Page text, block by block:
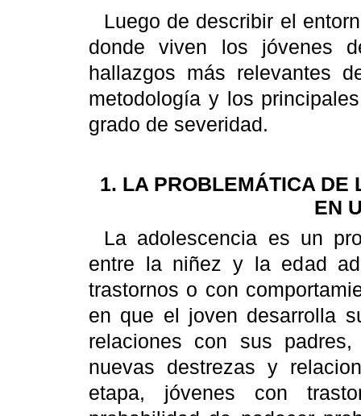
Luego de describir el
donde viven los jóvenes
hallazgos más relevantes
metodología y los
grado de severidad.
1. LA PROBLEMÁTICA DE
EN
La adolescencia es un
entre la niñez y la edad
trastornos o con
en que el joven desarrolla
relaciones con sus
nuevas destrezas y
etapa, jóvenes con